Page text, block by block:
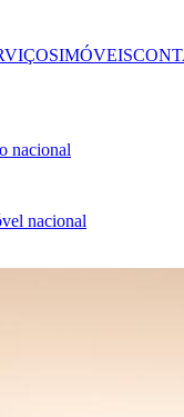
IMÓVEIS
nacional
nacional